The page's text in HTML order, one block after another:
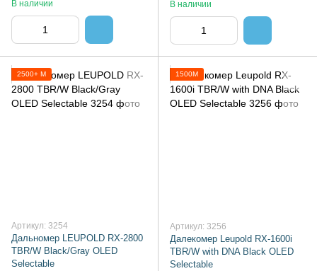
В наличии В наличии
2500+ М
Артикул: 3254
Дальномер LEUPOLD RX-2800
TBR/W Black/Gray OLED
Selectable
1500М
Артикул: 3256
Далекомер Leupold RX-1600i
TBR/W with DNA Black OLED
Selectable